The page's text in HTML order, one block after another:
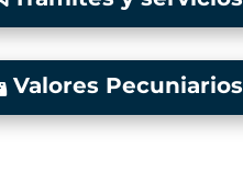
Valores Pecuniarios